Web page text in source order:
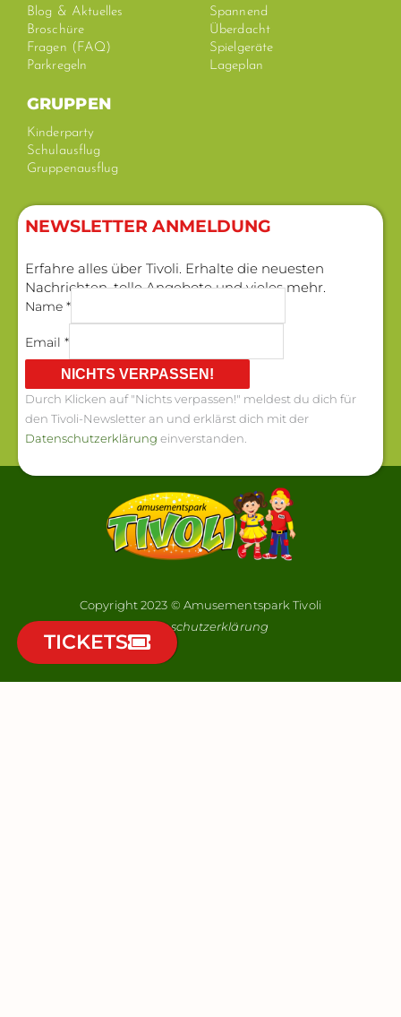
Blog & Aktuelles
Broschüre
Fragen (FAQ)
Parkregeln
Spannend
Überdacht
Spielgeräte
Lageplan
GRUPPEN
Kinderparty
Schulausflug
Gruppenausflug
NEWSLETTER ANMELDUNG​
Erfahre alles über Tivoli. Erhalte die neuesten
Nachrichten, tolle Angebote und vieles mehr.
Name *
Email *
NICHTS VERPASSEN!
Durch Klicken auf "Nichts verpassen!" meldest du dich für
den Tivoli-Newsletter an und erklärst dich mit der
Datenschutzerklärung einverstanden.
TICKETS
Copyright 2023 © Amusementspark Tivoli
Datenschutzerklärung